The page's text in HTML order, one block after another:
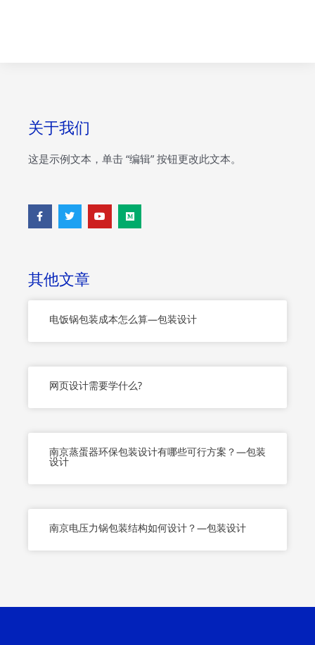
关于我们
这是示例文本，单击 “编辑” 按钮更改此文本。
F
a
c
k
-
f
T
w
i
Y
o
u
M
e
d
其他文章
电饭锅包装成本怎么算—包装设计
网页设计需要学什么?
南京蒸蛋器环保包装设计有哪些可行方案？—包装
设计
南京电压力锅包装结构如何设计？—包装设计